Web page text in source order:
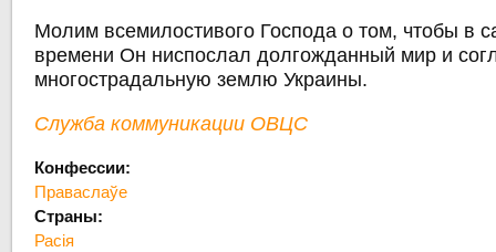
Молим всемилостивого Господа о том, чтобы в
времени Он ниспослал долгожданный мир и
многострадальную землю Украины.
Служба коммуникации ОВЦС
Конфессии:
Праваслаўе
Страны:
Расія